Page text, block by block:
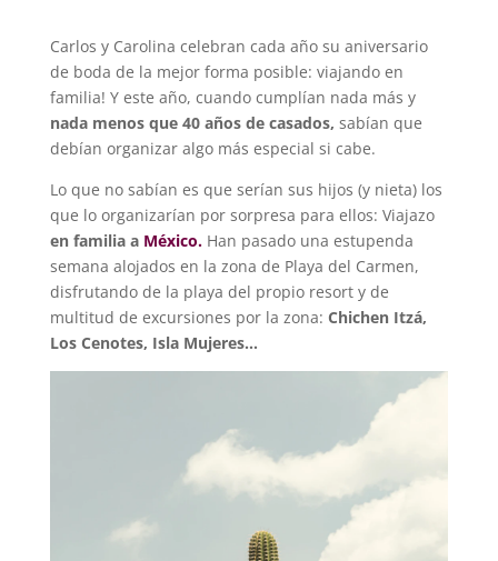
Carlos y Carolina celebran cada año su aniversario
de boda de la mejor forma posible: viajando en
familia! Y este año, cuando cumplían nada más y
nada menos que 40 años de casados, sabían que
debían organizar algo más especial si cabe.
Lo que no sabían es que serían sus hijos (y nieta) los
que lo organizarían por sorpresa para ellos: Viajazo
en familia aMéxico. Han pasado una estupenda
semana alojados en la zona de Playa del Carmen,
disfrutando de la playa del propio resort y de
multitud de excursiones por la zona: Chichen Itzá,
Los Cenotes, Isla Mujeres…